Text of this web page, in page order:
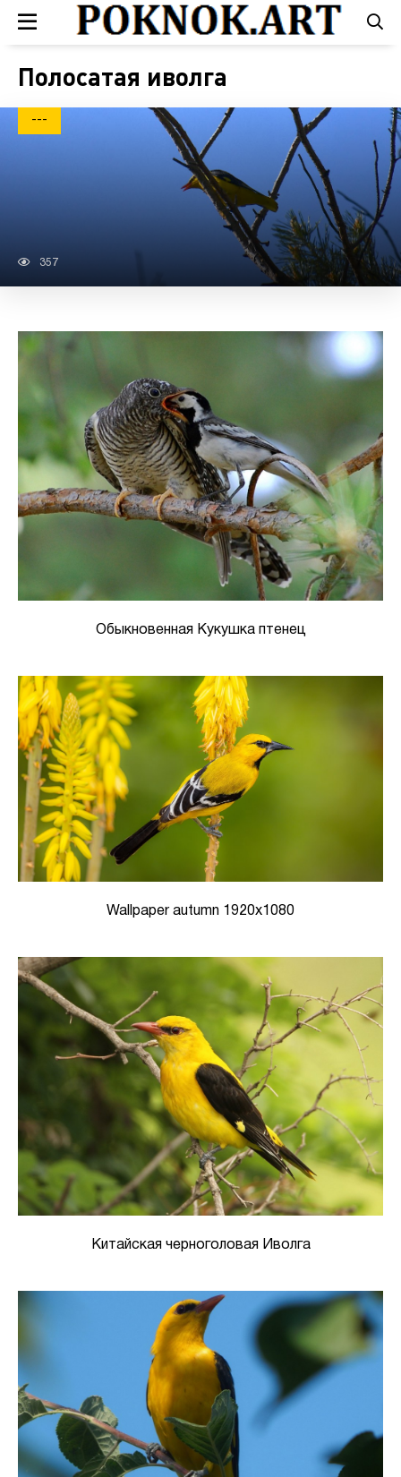
Полосатая иволга
---
357
Обыкновенная Кукушка птенец
Wallpaper autumn 1920x1080
Китайская черноголовая Иволга